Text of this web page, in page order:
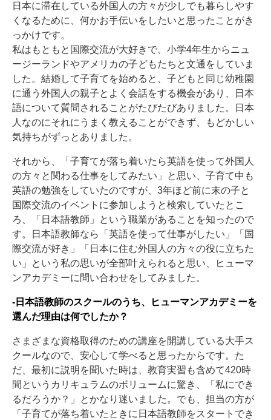
日本に滞在している外国人の方々が少しでも暮らしやす
くなるために、何かお手伝いをしたいと思ったことがき
っかけです。
私はもともと国際交流が大好きで、小学4年生からニュ
ージーランドやアメリカの子どもたちと文通をしていま
した。結婚して子育てを始めると、子どもと同じ幼稚園
に通う外国人の親子とよく会話をする機会があり、日本
語について質問されることがたびたびありました。日本
人なのにそれにうまく教えることができず、もどかしい
気持ちがずっとありました。
それから、「子育てが落ち着いたら英語を使って外国人
の方々と関わる仕事をしてみたい」と思い、子育て中も
英語の勉強をしていたのですが、3年ほど前に末の子と
国際交流のイベントに参加しようと検索していたとこ
ろ、「日本語教師」という職業があることを知ったので
す。日本語教師なら「英語を使って仕事がしたい」「国
際交流が好き」「日本に住む外国人の方々の役に立ちた
い」という私の思いが全部叶えられると思い、ヒューマ
ンアカデミーに問い合わせをしてみました。
-日本語教師のスクールのうち、ヒューマンアカデミーを
選んだ理由は何でしたか？
さまざまな資格取得のための講座を開講している大手ス
クールなので、安心して学べると思ったからです。た
だ、最初に説明を聞いた時は、教育実習も含めて420時
間というカリキュラムのボリュームに驚き、「私にでき
るだろうか？」とかなり迷いました。でも、担当の方が
「子育てが落ち着いたときに日本語教師をスタートでき